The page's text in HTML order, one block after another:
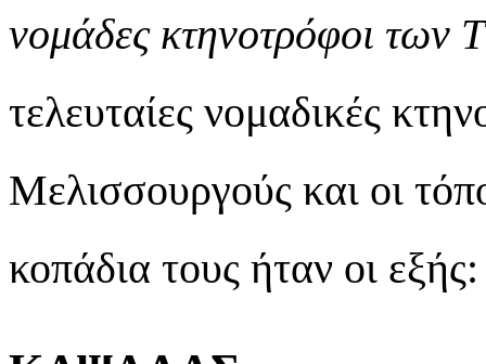
νομάδες κτηνοτρόφοι των
τελευταίες νομαδικές
Μελισσουργούς και οι
κοπάδια τους ήταν οι εξής: